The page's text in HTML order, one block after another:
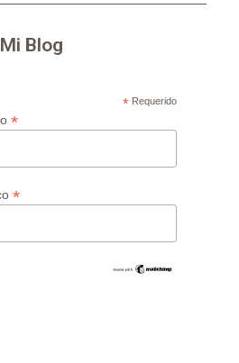
Blog
* Requerido
*
*